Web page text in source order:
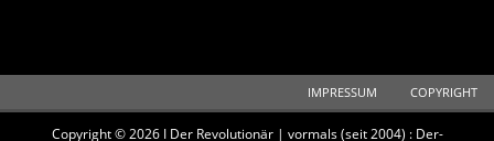
IMPRESSUM COPYRIGHT
Copyright © 2026 I Der Revolutionär | vormals (seit 2004) : Der-